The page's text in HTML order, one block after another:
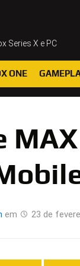
Series X e PC
ONE
em 23 de